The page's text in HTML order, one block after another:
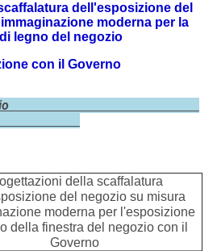
dell'esposizione del
moderna per la
legno del negozio
con il Governo
del dettaglio
della scaffalatura
del negozio su misura
moderna per l'esposizione
della finestra del negozio con il
Governo